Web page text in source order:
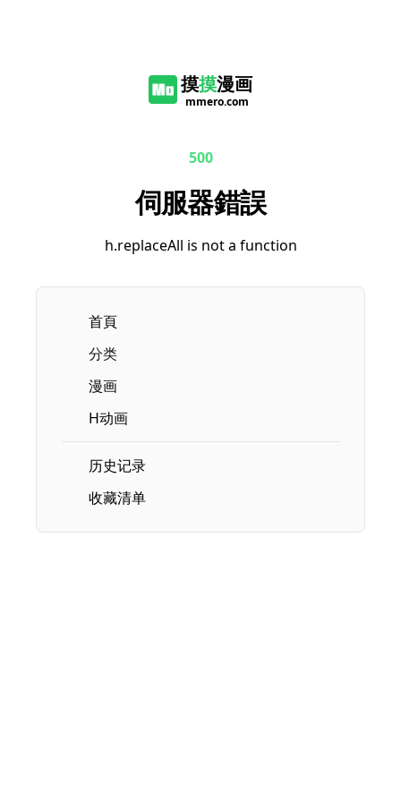
摸摸漫画
mmero.com
500
伺服器錯誤
h.replaceAll is not a function
首頁
Current page:
分类
漫画
H动画
历史记录
收藏清单